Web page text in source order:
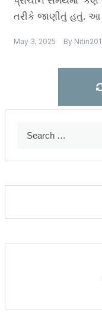
તરીકે જાણીતું હતું.
May 3, 2025 By